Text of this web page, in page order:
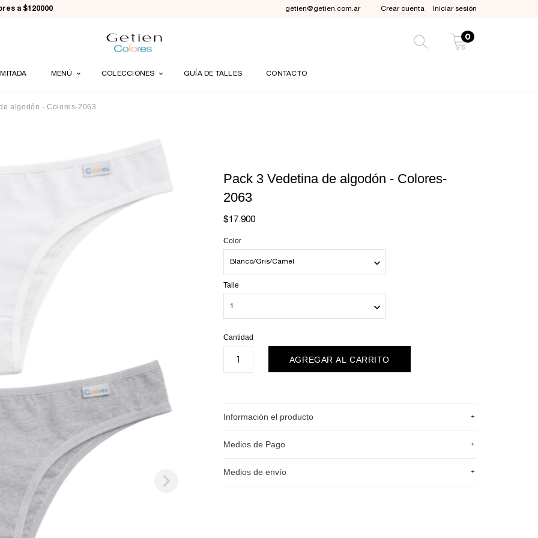
a $120000 getien@getien.com.ar Crear cuenta Iniciar sesión
0
MENÚ COLECCIONES GUÍA DE TALLES CONTACTO
algodón - Colores-2063

Pack 3 Vedetina de algodón - Colores-
2063
$17.900
Color
Talle
Cantidad
+
Información el producto
+
Medios de Pago
+
Medios de envío